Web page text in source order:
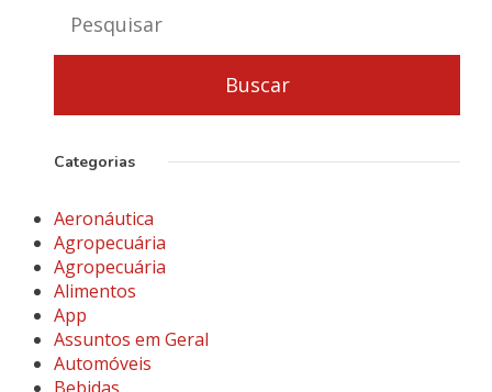
Categorias
Aeronáutica
Agropecuária
Agropecuária
Alimentos
App
Assuntos em Geral
Automóveis
Bebidas